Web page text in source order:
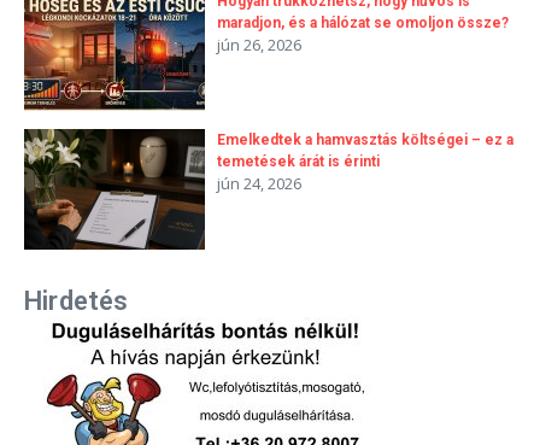
maradjon, és a hálózat se omoljon össze?
jún 26, 2026
Emelkedtek a hamvasztás költségei – ez a
temetések árát is érinti
jún 24, 2026
Hirdetés